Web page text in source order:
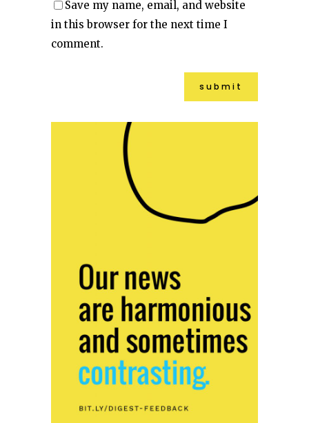
Save my name, email, and website
in this browser for the next time I
comment.